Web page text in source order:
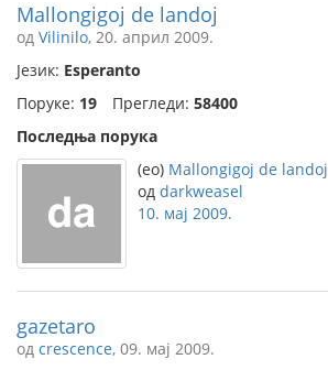
Mallongigoj de landoj
од Vilinilo, 20. април 2009.
Језик: Esperanto
Поруке: 19 Прегледи: 58400
Последња порука
(eo) Mallongigoj de landoj
од darkweasel
10. мај 2009.
gazetaro
од crescence, 09. мај 2009.